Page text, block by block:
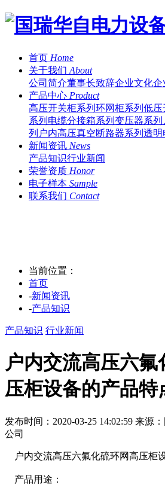
首页 Home
关于我们 About
公司简介董事长致辞企业文化企
产品中心 Product
高压开关柜系列 环网柜系列 低压
系列 电缆分接箱系列 变压器系列
列 户内高压真空断路器系列 透明
新闻资讯 News
产品知识行业新闻
荣誉资质 Honor
电子样本 Sample
联系我们 Contact
当前位置：
首页
-新闻资讯
-产品知识
产品知识 行业新闻
户内交流高压六氟
压柜设备的产品特
发布时间：2020-03-25 14:02:59 来源
公司
户内交流高压六氟化硫环网高压柜
产品用途：